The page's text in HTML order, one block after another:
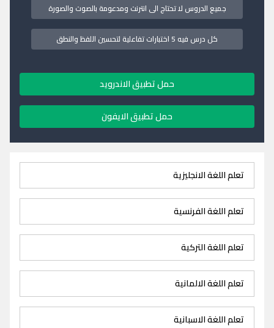
جميع الدروس لا تحتاج الى انترنت ومدعومة بالصوت والصورة
كل درس فيه 5 اختبارات تفاعلية لتحسين اللفظ والنطق
حمل تطبيق الاندرويد
حمل تطبيق الايفون
تعلم اللغة الانجليزية
تعلم اللغة الفرنسية
تعلم اللغة التركية
تعلم اللغة الالمانية
تعلم اللغة الاسبانية